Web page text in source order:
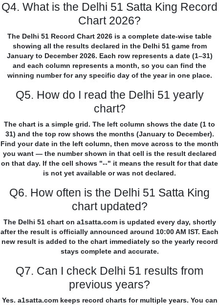
Q4. What is the Delhi 51 Satta King Record
Chart 2026?
The Delhi 51 Record Chart 2026 is a complete date-wise table
showing all the results declared in the Delhi 51 game from
January to December 2026. Each row represents a date (1–31)
and each column represents a month, so you can find the
winning number for any specific day of the year in one place.
Q5. How do I read the Delhi 51 yearly
chart?
The chart is a simple grid. The left column shows the date (1 to
31) and the top row shows the months (January to December).
Find your date in the left column, then move across to the month
you want — the number shown in that cell is the result declared
on that day. If the cell shows "--" it means the result for that date
is not yet available or was not declared.
Q6. How often is the Delhi 51 Satta King
chart updated?
The Delhi 51 chart on a1satta.com is updated every day, shortly
after the result is officially announced around 10:00 AM IST. Each
new result is added to the chart immediately so the yearly record
stays complete and accurate.
Q7. Can I check Delhi 51 results from
previous years?
Yes. a1satta.com keeps record charts for multiple years. You can